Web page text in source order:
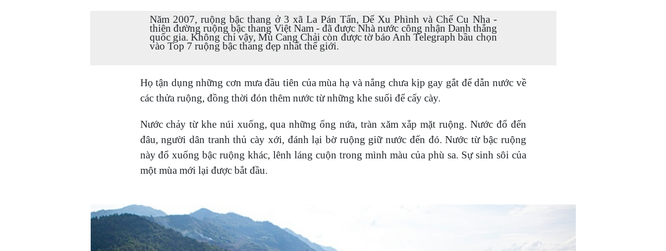
Năm 2007, ruộng bậc thang ở 3 xã La Pán Tẩn, Dế Xu Phình và Chế Cu Nha -
thiên đường ruộng bậc thang Việt Nam - đã được Nhà nước công nhận Danh thắng
quốc gia. Không chỉ vậy, Mù Cang Chải còn được tờ báo Anh Telegraph bầu chọn
vào Top 7 ruộng bậc thang đẹp nhất thế giới.
Họ tận dụng những cơn mưa đầu tiên của mùa hạ và nắng chưa kịp gay gắt để dẫn nước về
các thửa ruộng, đồng thời đón thêm nước từ những khe suối để cấy cày.
Nước chảy từ khe núi xuống, qua những ống nứa, tràn xăm xắp mặt ruộng. Nước đổ đến
đâu, người dân tranh thủ cày xới, đánh lại bờ ruộng giữ nước đến đó. Nước từ bậc ruộng
này đổ xuống bậc ruộng khác, lênh láng cuộn trong mình màu của phù sa. Sự sinh sôi của
một mùa mới lại được bắt đầu.